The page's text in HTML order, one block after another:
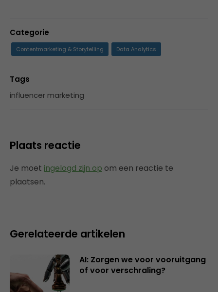
Categorie
Contentmarketing & Storytelling Data Analytics
Tags
influencer marketing
Plaats reactie
Je moet ingelogd zijn op om een reactie te
plaatsen.
Gerelateerde artikelen
AI: Zorgen we voor vooruitgang
of voor verschraling?